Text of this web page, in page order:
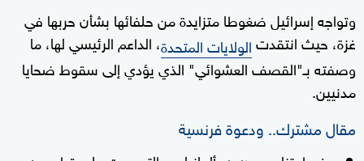
وتواجه إسرائيل ضغوطا متزايدة من حلفائها بشأن حربها في
غزة، حيث انتقدتالولايات المتحدة، الداعم الرئيسي لها، ما
وصفته بـ"القصف العشوائي" الذي يؤدي إلى سقوط ضحايا
مدنيين.
مقال مشترك.. ودعوة فرنسية